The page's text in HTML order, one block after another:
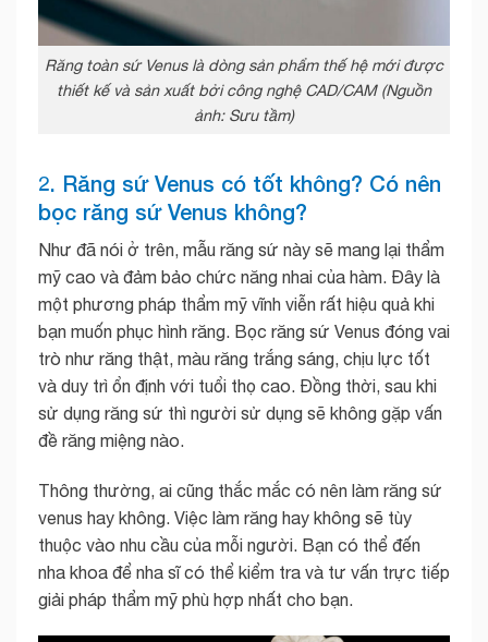
Răng toàn sứ Venus là dòng sản phẩm thế hệ mới được
thiết kế và sản xuất bởi công nghệ CAD/CAM (Nguồn
ảnh: Sưu tầm)
2. Răng sứ Venus có tốt không? Có nên
bọc răng sứ Venus không?
Như đã nói ở trên, mẫu răng sứ này sẽ mang lại thẩm
mỹ cao và đảm bảo chức năng nhai của hàm. Đây là
một phương pháp thẩm mỹ vĩnh viễn rất hiệu quả khi
bạn muốn phục hình răng. Bọc răng sứ Venus đóng vai
trò như răng thật, màu răng trắng sáng, chịu lực tốt
và duy trì ổn định với tuổi thọ cao. Đồng thời, sau khi
sử dụng răng sứ thì người sử dụng sẽ không gặp vấn
đề răng miệng nào.
Thông thường, ai cũng thắc mắc có nên làm răng sứ
venus hay không. Việc làm răng hay không sẽ tùy
thuộc vào nhu cầu của mỗi người. Bạn có thể đến
nha khoa để nha sĩ có thể kiểm tra và tư vấn trực tiếp
giải pháp thẩm mỹ phù hợp nhất cho bạn.